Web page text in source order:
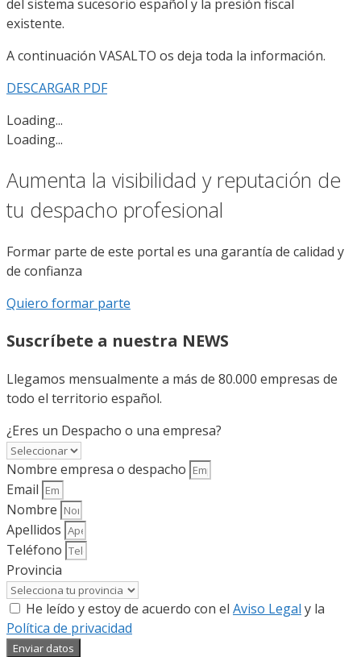
del sistema sucesorio español y la presión fiscal
existente.
A continuación VASALTO os deja toda la información.
DESCARGAR PDF
Loading...
Loading...
Aumenta la visibilidad y reputación de
tu despacho profesional
Formar parte de este portal es una garantía de calidad y
de confianza
Quiero formar parte
Suscríbete a nuestra NEWS
Llegamos mensualmente a más de 80.000 empresas de
todo el territorio español.
¿Eres un Despacho o una empresa?
Nombre empresa o despacho
Email
Nombre
Apellidos
Teléfono
Provincia
He leído y estoy de acuerdo con el Aviso Legal y la
Política de privacidad
Enviar datos